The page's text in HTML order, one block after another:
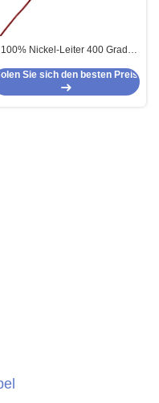
100% Nickel-Leiter 400 Grad-
Gn400
Sie sich den besten Preis